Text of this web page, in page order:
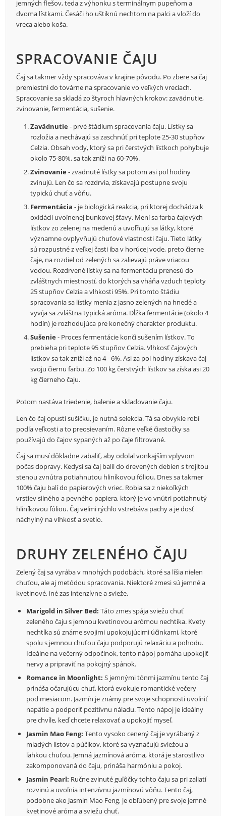
jemných flešov, teda z výhonku s terminálnym pupeňom a
dvoma lístkami. Česáči ho uštiknú nechtom na palci a vloží do
vreca alebo koša.
SPRACOVANIE ČAJU
Čaj sa takmer vždy spracováva v krajine pôvodu. Po zbere sa čaj
premiestni do továrne na spracovanie vo veľkých vreciach.
Spracovanie sa skladá zo štyroch hlavných krokov: zavädnutie,
zvinovanie, fermentácia, sušenie.
Zavädnutie- prvé štádium spracovania čaju. Lístky sa
rozložia a nechávajú sa zaschnúť pri teplote 25-30 stupňov
Celzia. Obsah vody, ktorý sa pri čerstvých lístkoch pohybuje
okolo 75-80%, sa tak zníži na 60-70%.
Zvinovanie- zvädnuté lístky sa potom asi pol hodiny
zvinujú. Len čo sa rozdrvia, získavajú postupne svoju
typickú chuť a vôňu.
Fermentácia - je biologická reakcia, pri ktorej dochádza k
oxidácii uvoľnenej bunkovej šťavy. Mení sa farba čajových
lístkov zo zelenej na medenú a uvoľňujú sa látky, ktoré
významne ovplyvňujú chuťové vlastnosti čaju. Tieto látky
sú rozpustné z veľkej časti iba v horúcej vode, preto čierne
čaje, na rozdiel od zelených sa zalievajú práve vriacou
vodou. Rozdrvené lístky sa na fermentáciu prenesú do
zvláštnych miestností, do ktorých sa vháňa vzduch teploty
25 stupňov Celzia a vlhkosti 95%. Pri tomto štádiu
spracovania sa lístky menia z jasno zelených na hnedé a
vyvíja sa zvláštna typická aróma. Dĺžka fermentácie (okolo 4
hodín) je rozhodujúca pre konečný charakter produktu.
Sušenie- Proces fermentácie konči sušením lístkov. To
prebieha pri teplote 95 stupňov Celzia. Vlhkosť čajových
lístkov sa tak zníži až na 4 - 6%. Asi za pol hodiny získava čaj
svoju čiernu farbu. Zo 100 kg čerstvých lístkov sa získa asi 20
kg čierneho čaju.
Potom nastáva triedenie, balenie a skladovanie čaju.
Len čo čaj opustí sušičku, je nutná selekcia. Tá sa obvykle robí
podľa veľkosti a to preosievaním. Rôzne veľké čiastočky sa
používajú do čajov sypaných až po čaje filtrované.
Čaj sa musí dôkladne zabaliť, aby odolal vonkajším vplyvom
počas dopravy. Kedysi sa čaj balil do drevených debien s trojitou
stenou zvnútra potiahnutou hliníkovou fóliou. Dnes sa takmer
100% čaju balí do papierových vriec. Robia sa z niekoľkých
vrstiev silného a pevného papiera, ktorý je vo vnútri potiahnutý
hliníkovou fóliou. Čaj veľmi rýchlo vstrebáva pachy a je dosť
náchylný na vlhkosť a svetlo.
DRUHY ZELENÉHO ČAJU
Zelený čaj sa vyrába v mnohých podobách, ktoré sa líšia nielen
chuťou, ale aj metódou spracovania. Niektoré zmesi sú jemné a
kvetinové, iné zas intenzívne a svieže.
Marigold in Silver Bed: Táto zmes spája sviežu chuť
zeleného čaju s jemnou kvetinovou arómou nechtíka. Kvety
nechtíka sú známe svojimi upokojujúcimi účinkami, ktoré
spolu s jemnou chuťou čaju podporujú relaxáciu a pohodu.
Ideálne na večerný odpočinok, tento nápoj pomáha upokojiť
nervy a pripraviť na pokojný spánok.
Romance in Moonlight: S jemnými tónmi jazmínu tento čaj
prináša očarujúcu chuť, ktorá evokuje romantické večery
pod mesiacom. Jazmín je známy pre svoje schopnosti uvoľniť
napätie a podporiť pozitívnu náladu. Tento nápoj je ideálny
pre chvíle, keď chcete relaxovať a upokojiť myseľ.
Jasmin Mao Feng: Tento vysoko cenený čaj je vyrábaný z
mladých listov a púčikov, ktoré sa vyznačujú sviežou a
ľahkou chuťou. Jemná jazmínová aróma, ktorá je starostlivo
zakomponovaná do čaju, prináša harmóniu a pokoj.
Jasmin Pearl: Ručne zvinuté guľôčky tohto čaju sa pri zaliatí
rozvinú a uvoľnia intenzívnu jazmínovú vôňu. Tento čaj,
podobne ako Jasmin Mao Feng, je obľúbený pre svoje jemné
kvetinové aróma a sviežu chuť.